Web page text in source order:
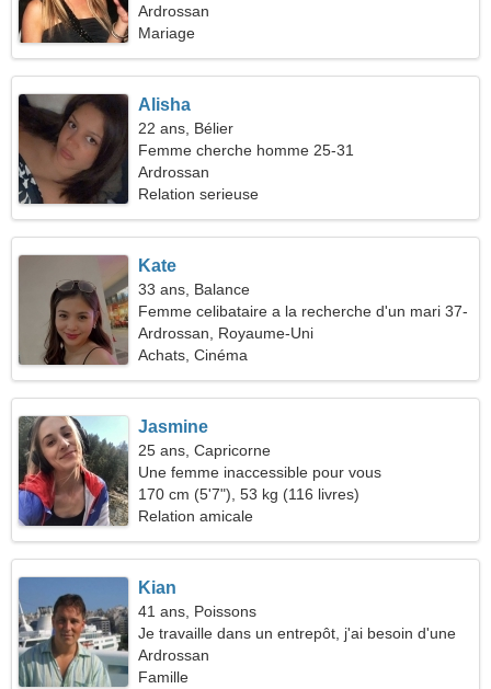
Ardrossan
Mariage
Alisha
22 ans, Bélier
Femme cherche homme 25-31
Ardrossan
Relation serieuse
Kate
33 ans, Balance
Femme celibataire a la recherche d'un mari 37-
45
Ardrossan, Royaume-Uni
Achats, Cinéma
Jasmine
25 ans, Capricorne
Une femme inaccessible pour vous
170 cm (5'7"), 53 kg (116 livres)
Relation amicale
Kian
41 ans, Poissons
Je travaille dans un entrepôt, j'ai besoin d'une
femme spectaculaire
Ardrossan
Famille